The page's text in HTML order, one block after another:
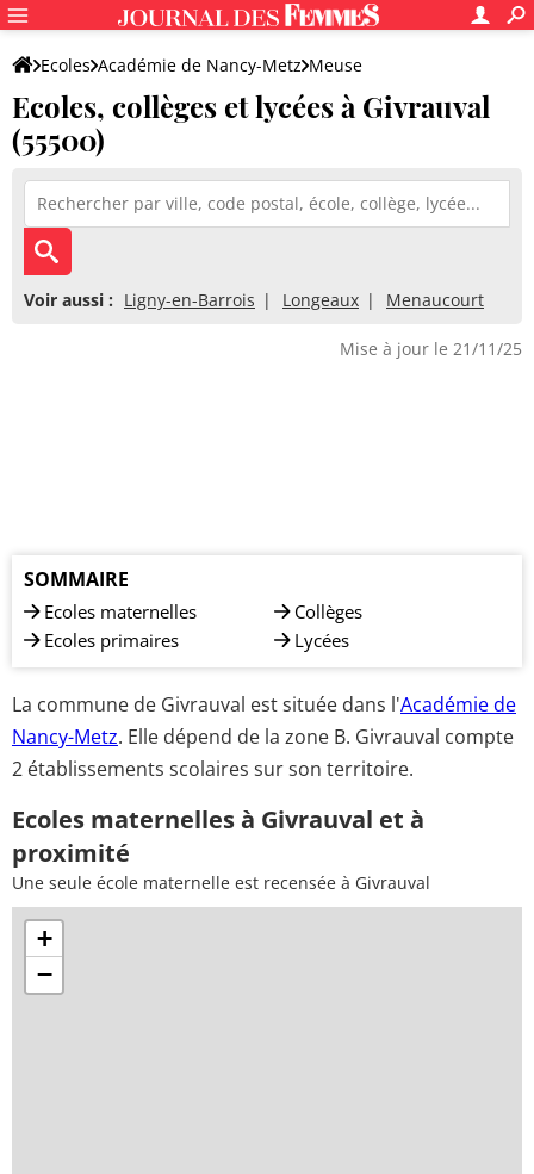
Ecoles Académie de Nancy-Metz Meuse
Ecoles, collèges et lycées à Givrauval
(55500)
Voir aussi : Ligny-en-Barrois Longeaux Menaucourt
Mise à jour le 21/11/25
SOMMAIRE
Ecoles maternelles
Ecoles primaires
Collèges
Lycées
La commune de Givrauval est située dans l'Académie de
Nancy-Metz. Elle dépend de la zone B. Givrauval compte
2 établissements scolaires sur son territoire.
Ecoles maternelles à Givrauval et à
proximité
Une seule école maternelle est recensée à Givrauval
+
−